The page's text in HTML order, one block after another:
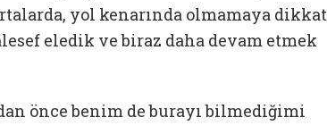
yol kenarında olmamaya dikkat
eledik ve biraz daha devam etmek
önce benim de burayı bilmediğimi